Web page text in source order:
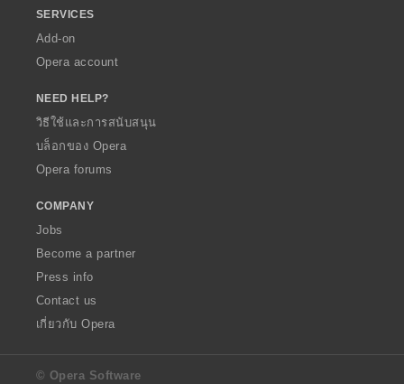
SERVICES
Add-on
Opera account
NEED HELP?
วิธีใช้และการสนับสนุน
บล็อกของ Opera
Opera forums
COMPANY
Jobs
Become a partner
Press info
Contact us
เกี่ยวกับ Opera
© Opera Software